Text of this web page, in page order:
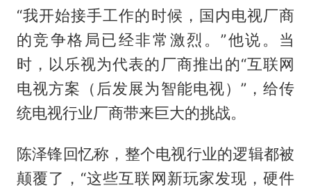
“我开始接手工作的时候，国内电视厂商
的竞争格局已经非常激烈。”他说。当
时，以乐视为代表的厂商推出的“互联网
电视方案（后发展为智能电视）”，给传
统电视行业厂商带来巨大的挑战。
陈泽锋回忆称，整个电视行业的逻辑都被
颠覆了，“这些互联网新玩家发现，硬件